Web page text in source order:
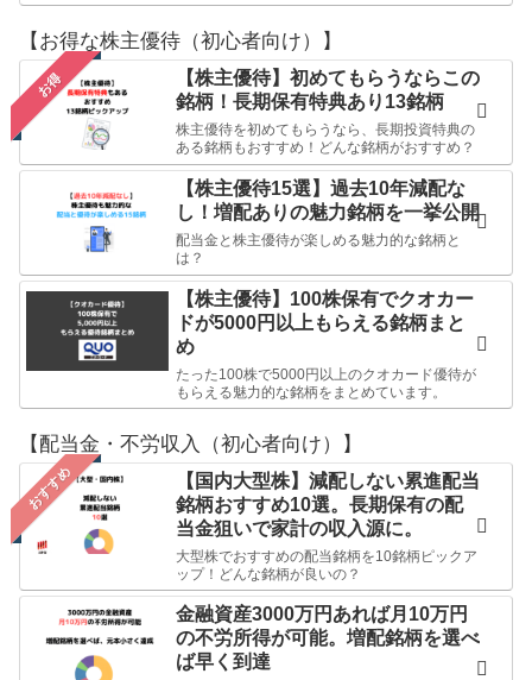
【お得な株主優待（初心者向け）】
お得
【株主優待】初めてもらうならこの
銘柄！長期保有特典あり13銘柄
株主優待を初めてもらうなら、長期投資特典の
ある銘柄もおすすめ！どんな銘柄がおすすめ？
【株主優待15選】過去10年減配な
し！増配ありの魅力銘柄を一挙公開
配当金と株主優待が楽しめる魅力的な銘柄と
は？
【株主優待】100株保有でクオカー
ドが5000円以上もらえる銘柄まと
め
たった100株で5000円以上のクオカード優待が
もらえる魅力的な銘柄をまとめています。
【配当金・不労収入（初心者向け）】
おすすめ
【国内大型株】減配しない累進配当
銘柄おすすめ10選。長期保有の配
当金狙いで家計の収入源に。
大型株でおすすめの配当銘柄を10銘柄ピックア
ップ！どんな銘柄が良いの？
金融資産3000万円あれば月10万円
の不労所得が可能。増配銘柄を選べ
ば早く到達